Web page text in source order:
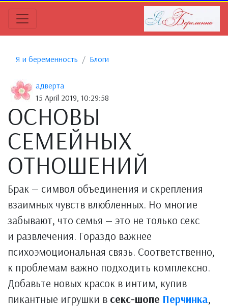
Я и беременность Блоги
адверта
15 April 2019, 10:29:58
ОСНОВЫ
СЕМЕЙНЫХ
ОТНОШЕНИЙ
Брак — символ объединения и скрепления
взаимных чувств влюбленных. Но многие
забывают, что семья — это не только секс
и развлечения. Гораздо важнее
психоэмоциональная связь. Соответственно,
к проблемам важно подходить комплексно.
Добавьте новых красок в интим, купив
пикантные игрушки в секс-шопе Перчинка,